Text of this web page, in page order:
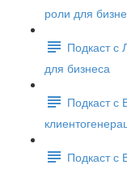
роли для
Подкаст с
для бизнеса
Подкаст
Подкаст с